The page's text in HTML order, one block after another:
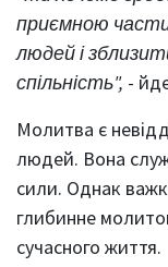
приємною
людей і
спільність", -
Молитва є
людей. Вона
сили. Однак
глибинне
сучасного життя.